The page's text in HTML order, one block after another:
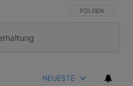
FOLGE DIESER
FOLGEN
NEUESTE